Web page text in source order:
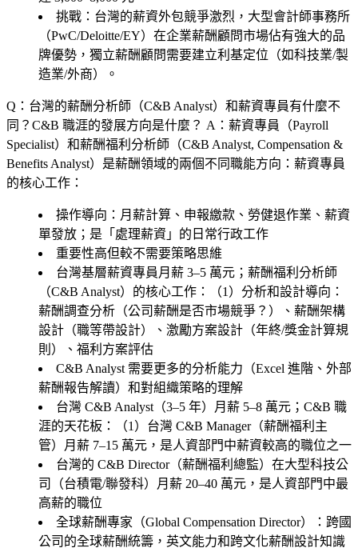
挑戰：台灣的薪資外包競爭激烈，大型會計師事務所
（PwC/Deloitte/EY）在企業薪酬顧問市場佔有強大的品
牌優勢，獨立薪酬顧問需要建立利基定位（如科技業/製
造業/外商）。
Q：台灣的薪酬分析師（C&B Analyst）和薪資專員有什麼不
同？C&B 職涯的發展方向是什麼？ A：薪資專員（Payroll
Specialist）和薪酬福利分析師（C&B Analyst, Compensation &
Benefits Analyst）是薪酬領域的兩個不同職能方向：薪資專員
的核心工作：
操作導向 ：月薪計算、申報繳款、勞健退作業、薪資
單發放；是「處理薪資」的日常行政工作
重要性高但較不需要策略思維
台灣基層薪資專員月薪 3–5 萬元；薪酬福利分析師
（C&B Analyst）的核心工作：（1） 分析和設計導向 ：
薪酬調查分析（公司薪酬是否市場競爭？）、薪酬架構
設計（職等帶設計）、激勵方案設計（年終/獎金計算規
則）、福利方案評估
C&B Analyst 需要更多的分析能力（Excel 進階、外部
薪酬報告解讀）和對組織策略的理解
台灣 C&B Analyst（3–5 年）月薪 5–8 萬元；C&B 職
涯的天花板：（1）台灣 C&B Manager（薪酬福利主
管）月薪 7–15 萬元，是人資部門中薪資較高的職位之一
台灣的 C&B Director（薪酬福利總監）在大型科技公
司（台積電/聯發科）月薪 20–40 萬元，是人資部門中最
高薪的職位
全球薪酬專家（Global Compensation Director）：跨國
公司的全球薪酬統籌，英文能力和跨文化薪酬設計知識